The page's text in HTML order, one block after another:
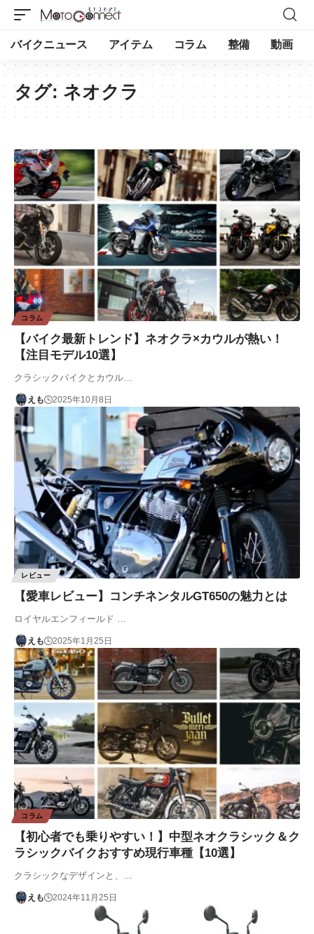
バイクニュース アイテム コラム 整備 動画
タグ: ネオクラ
コラム
【バイク最新トレンド】ネオクラ×カウルが熱い！
【注目モデル10選】
クラシックバイクとカウル…
えも 2025年10月8日
レビュー
【愛車レビュー】コンチネンタルGT650の魅力とは
ロイヤルエンフィールド …
えも 2025年1月25日
コラム
【初心者でも乗りやすい！】中型ネオクラシック＆ク
ラシックバイクおすすめ現行車種【10選】
クラシックなデザインと、…
えも 2024年11月25日